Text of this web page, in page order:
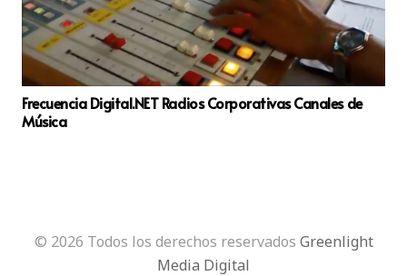
Frecuencia Digital.NET Radios Corporativas Canales de
Música
© 2026 Todos los derechos reservados Greenlight
Media Digital